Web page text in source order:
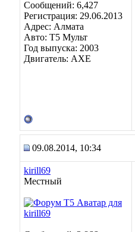
Сообщений: 6,427
Регистрация: 29.06.2013
Адрес: Алмата
Авто: Т5 Мульт
Год выпуска: 2003
Двигатель: АХЕ
09.08.2014, 10:34
kirill69
Местный